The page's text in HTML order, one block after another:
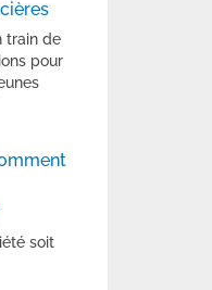
train de
pour
soit